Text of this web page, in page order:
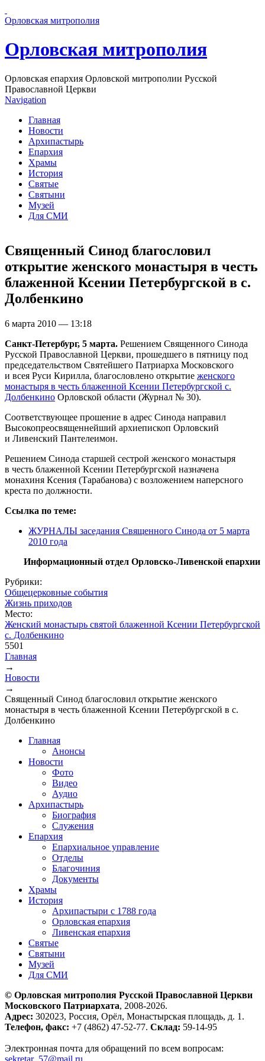
Орловская митрополия
Орловская митрополия
Орловская епархия Орловской митрополии Русской
Православной Церкви
Navigation
Главная
Новости
Архипастырь
Епархия
Храмы
История
Святые
Святыни
Музей
Для СМИ
Священный Синод благословил
открытие женского монастыря в честь
блаженной Ксении Петербургской в с.
Долбенкино
6 марта 2010 — 13:18
Санкт-Петербург, 5 марта. Решением Священного Синода
Русской Православной Церкви, прошедшего в пятницу под
председательством Святейшего Патриарха Московского
и всея Руси Кирилла, благословлено открытие женского
монастыря в честь блаженной Ксении Петербургской с.
Долбенкино Орловской области (Журнал № 30).
Соответствующее прошение в адрес Синода направил
Высокопреосвященнейший архиепископ Орловский
и Ливенский Пантелеимон.
Решением Синода старшей сестрой женского монастыря
в честь блаженной Ксении Петербургской назначена
монахиня Ксения (Тарабанова) с возложением наперсного
креста по должности.
Ссылка по теме:
ЖУРНАЛЫ заседания Священного Синода от 5 марта
2010 года
Информационный отдел Орловско-Ливенской епархии
Рубрики:
Общецерковные события
Жизнь приходов
Место:
Женский монастырь святой блаженной Ксении Петербургской
с. Долбенкино
5501
Вы здесь
Главная
→
Новости
→
Священный Синод благословил открытие женского
монастыря в честь блаженной Ксении Петербургской в с.
Долбенкино
Главная
Анонсы
Новости
Фото
Видео
Аудио
Архипастырь
Биография
Служения
Епархия
Епархиальное управление
Отделы
Благочиния
Документы
Храмы
История
Архипастыри с 1788 года
Орловская епархия
Ливенская епархия
Святые
Святыни
Музей
Для СМИ
© Орловская митрополия Русской Православной Церкви
Московского Патриархата, 2008-2026.
Адрес: 302023, Россия, Орёл, Монастырская площадь, д. 1.
Телефон, факс: +7 (4862) 47-52-77. Склад: 59-14-95
Электронная почта для обращений по всем вопросам:
sekretar_57@mail.ru